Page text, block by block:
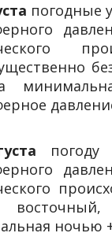
погодные
ночью